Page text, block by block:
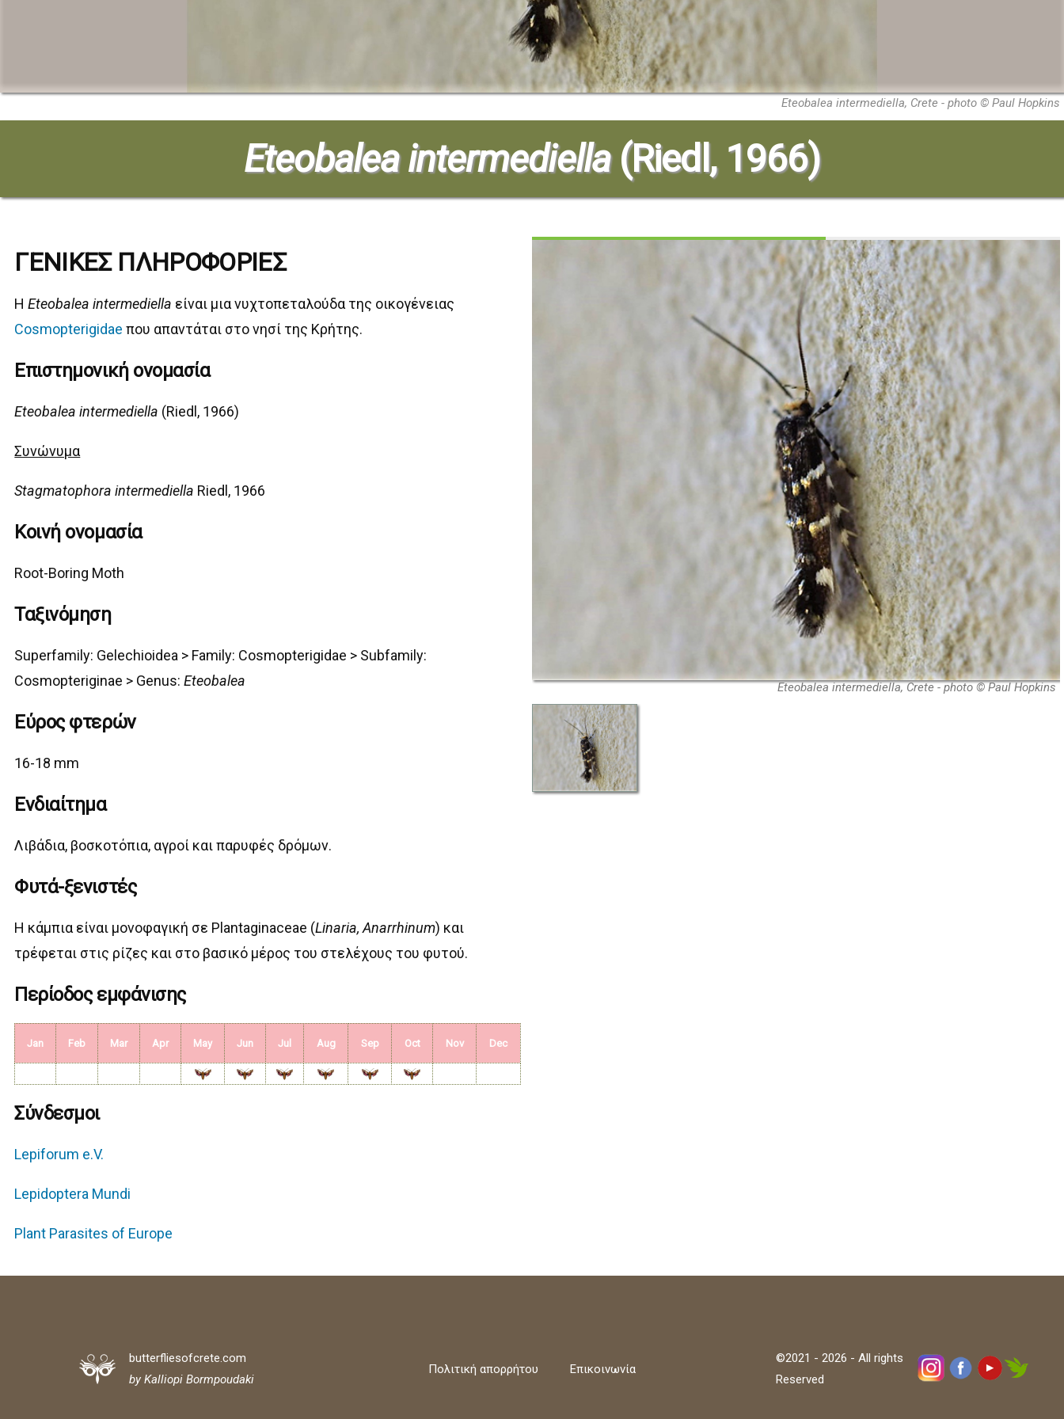
Eteobalea intermediella, Crete - photo © Paul Hopkins
Eteobalea intermediella (Riedl, 1966)
ΓΕΝΙΚΕΣ ΠΛΗΡΟΦΟΡΙΕΣ
ΗEteobalea intermediella είναι μια νυχτοπεταλούδα της οικογένειας
Cosmopterigidae που απαντάται στο νησί της Κρήτης.
Επιστημονική ονομασία
Eteobalea intermediella (Riedl, 1966)
Συνώνυμα
Stagmatophora intermediella Riedl, 1966
Κοινή ονομασία
Root-Boring Moth
Ταξινόμηση
Superfamily: Gelechioidea > Family: Cosmopterigidae > Subfamily:
Cosmopteriginae > Genus:Eteobalea
Εύρος φτερών
16-18 mm
Ενδιαίτημα
Λιβάδια, βοσκοτόπια, αγροί και παρυφές δρόμων.
Φυτά-ξενιστές
Η κάμπια είναι μονοφαγική σε Plantaginaceae (Linaria, Anarrhinum) και
τρέφεται στις ρίζες και στο βασικό μέρος του στελέχους του φυτού.
Περίοδος εμφάνισης
Jan Feb Mar Apr May Jun Jul Aug Sep Oct Nov Dec
Σύνδεσμοι
Lepiforum e.V.
Lepidoptera Mundi
Plant Parasites of Europe
Eteobalea intermediella, Crete - photo © Paul Hopkins
butterfliesofcrete.com
by Kalliopi Bormpoudaki
Πολιτική απορρήτου Επικοινωνία
©2021 - 2026 - All rights
Reserved